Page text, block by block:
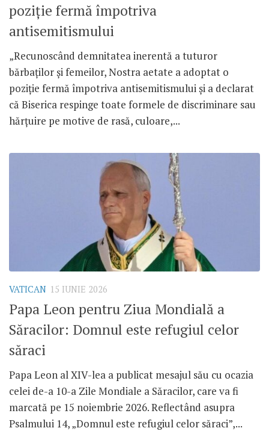
poziție fermă împotriva
antisemitismului
„Recunoscând demnitatea inerentă a tuturor
bărbaților și femeilor, Nostra aetate a adoptat o
poziție fermă împotriva antisemitismului și a declarat
că Biserica respinge toate formele de discriminare sau
hărțuire pe motive de rasă, culoare,...
VATICAN 15 IUNIE 2026
Papa Leon pentru Ziua Mondială a
Săracilor: Domnul este refugiul celor
săraci
Papa Leon al XIV-lea a publicat mesajul său cu ocazia
celei de-a 10-a Zile Mondiale a Săracilor, care va fi
marcată pe 15 noiembrie 2026. Reflectând asupra
Psalmului 14, „Domnul este refugiul celor săraci”,...